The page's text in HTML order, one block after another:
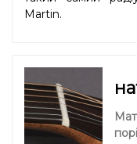
Martin.